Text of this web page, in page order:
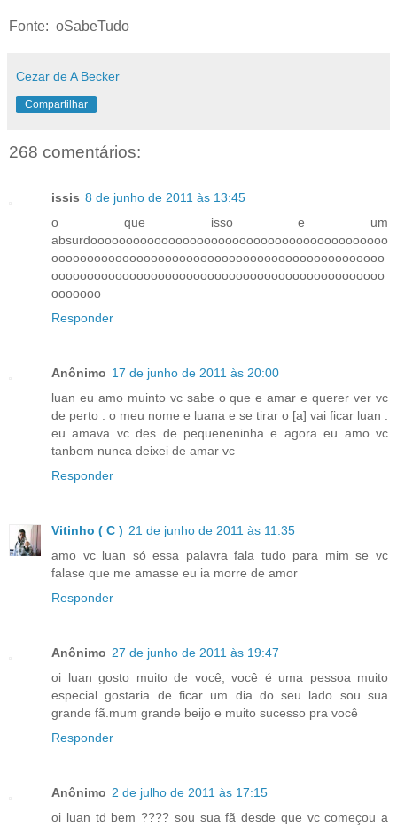
Fonte: oSabeTudo
Cezar de A Becker
Compartilhar
268 comentários:
issis 8 de junho de 2011 às 13:45
o que isso e um
absurdoooooooooooooooooooooooooooooooooooooooooo
ooooooooooooooooooooooooooooooooooooooooooooooo
ooooooooooooooooooooooooooooooooooooooooooooooo
ooooooo
Responder
Anônimo 17 de junho de 2011 às 20:00
luan eu amo muinto vc sabe o que e amar e querer ver vc
de perto . o meu nome e luana e se tirar o [a] vai ficar luan .
eu amava vc des de pequeneninha e agora eu amo vc
tanbem nunca deixei de amar vc
Responder
Vitinho ( C ) 21 de junho de 2011 às 11:35
amo vc luan só essa palavra fala tudo para mim se vc
falase que me amasse eu ia morre de amor
Responder
Anônimo 27 de junho de 2011 às 19:47
oi luan gosto muito de você, você é uma pessoa muito
especial gostaria de ficar um dia do seu lado sou sua
grande fã.mum grande beijo e muito sucesso pra você
Responder
Anônimo 2 de julho de 2011 às 17:15
oi luan td bem ???? sou sua fã desde que vc começou a